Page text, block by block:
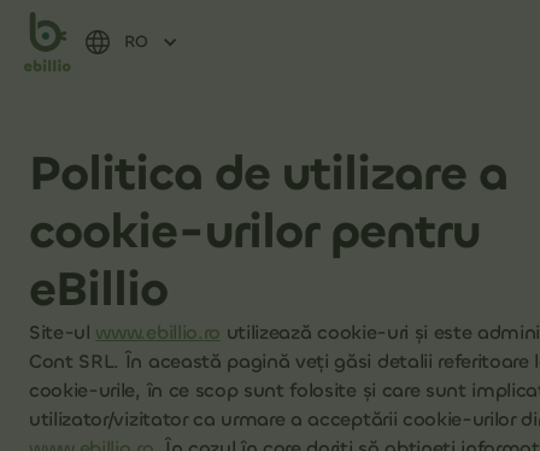
RO
Politica de utilizare a
cookie-urilor pentru
eBillio
Site-ul www.ebillio.ro utilizează cookie-uri și este
Cont SRL. În această pagină veţi găsi detalii referitoare
cookie-urile, în ce scop sunt folosite şi care sunt
utilizator/vizitator ca urmare a acceptării cookie-urilor